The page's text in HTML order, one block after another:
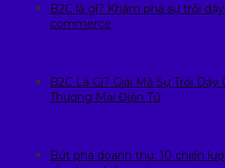
B2C là gì? Khám phá sự trỗi
commerce
B2C Là Gì? Giải Mã Sự Trỗi Dậy
Thương Mại Điện Tử
Bứt phá doanh thu: 10 chiến